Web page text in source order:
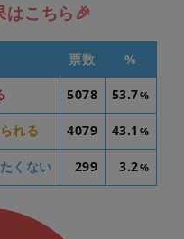
はこちら🎉
票数 %
5078 53.7%
れる 4079 43.1 %
くない 299 3.2%